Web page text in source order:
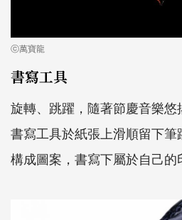
ⓒ萬寶龍
書寫工具
旋轉、跳躍，隨著節慶音樂
書寫工具於紙張上滑順留下
構成圖案，書寫下屬於自己的